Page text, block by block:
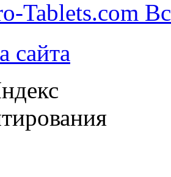
Tablets.com
сайта